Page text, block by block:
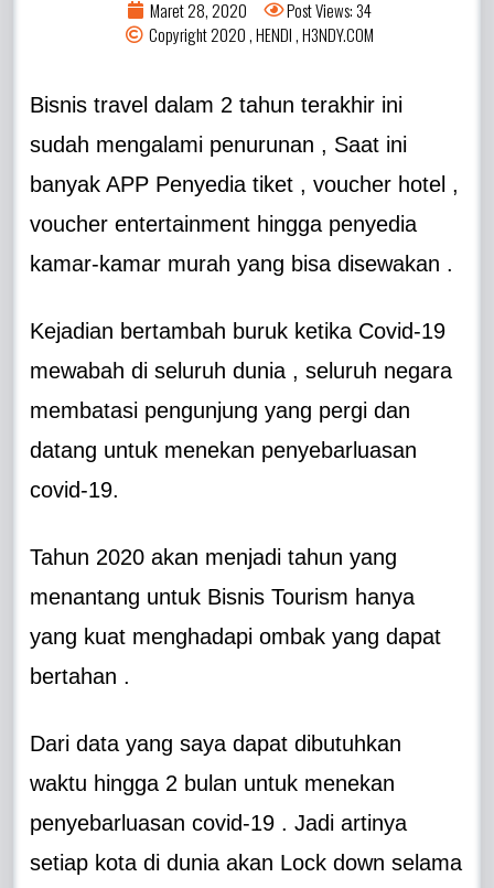
Maret 28, 2020
Post Views: 34
Copyright 2020 , HENDI , H3NDY.COM
Bisnis travel dalam 2 tahun terakhir ini
sudah mengalami penurunan , Saat ini
banyak APP Penyedia tiket , voucher hotel ,
voucher entertainment hingga penyedia
kamar-kamar murah yang bisa disewakan .
Kejadian bertambah buruk ketika Covid-19
mewabah di seluruh dunia , seluruh negara
membatasi pengunjung yang pergi dan
datang untuk menekan penyebarluasan
covid-19.
Tahun 2020 akan menjadi tahun yang
menantang untuk Bisnis Tourism hanya
yang kuat menghadapi ombak yang dapat
bertahan .
Dari data yang saya dapat dibutuhkan
waktu hingga 2 bulan untuk menekan
penyebarluasan covid-19 . Jadi artinya
setiap kota di dunia akan Lock down selama